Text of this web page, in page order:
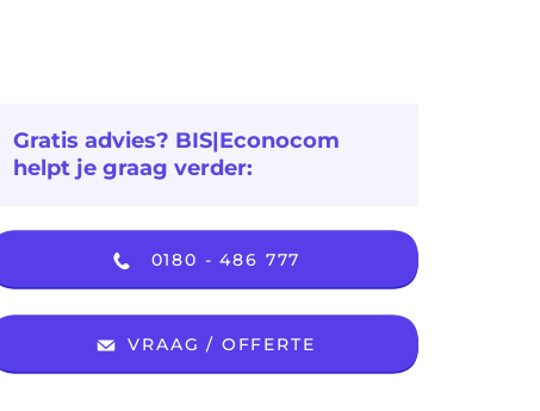
Gratis advies? BIS|Econocom
helpt je graag verder:
0180 - 486 777
VRAAG / OFFERTE